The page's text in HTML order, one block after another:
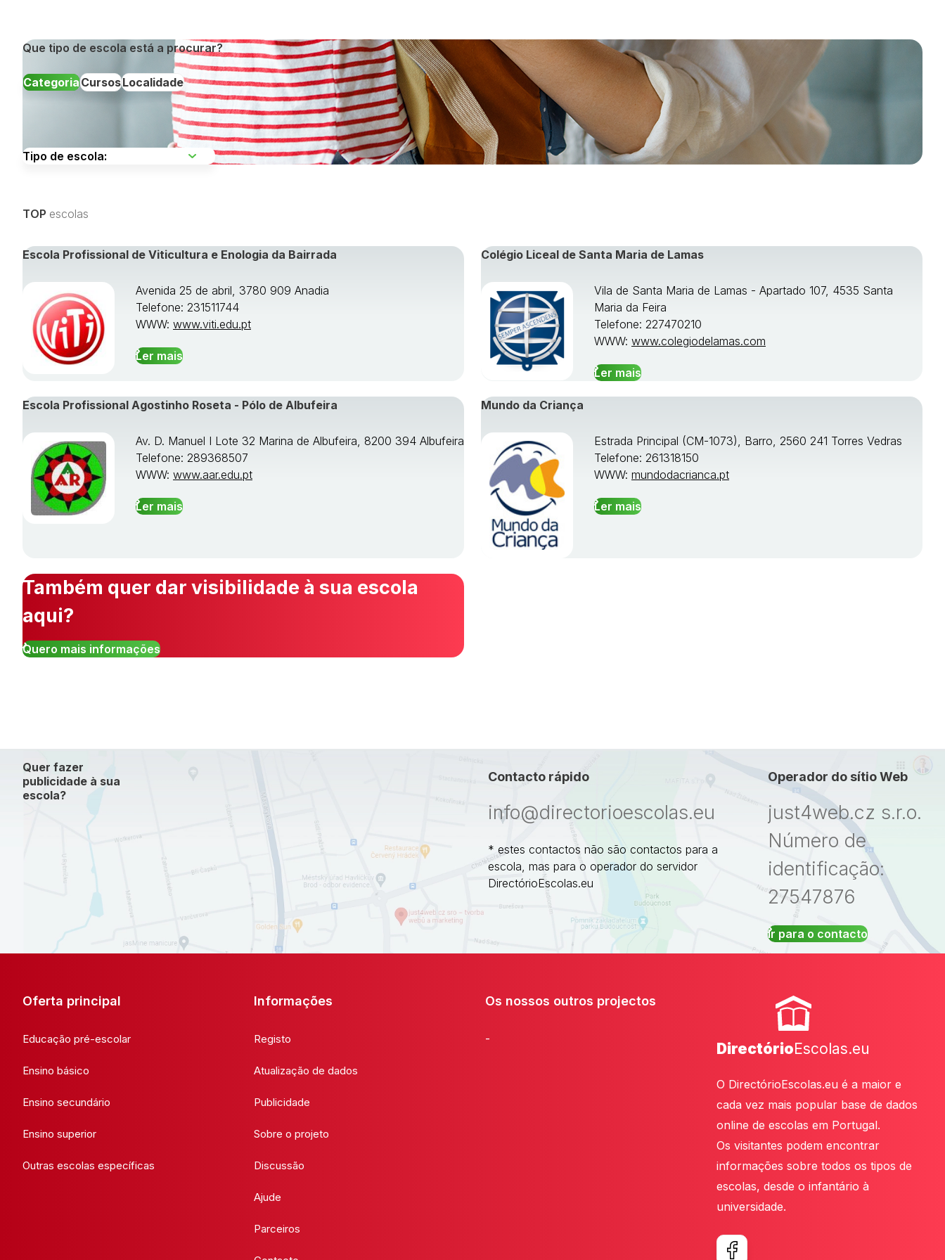
Que tipo de escola está a procurar?
CategoriaCursosLocalidade
TOP escolas
Escola Profissional de Viticultura e Enologia da Bairrada
Avenida 25 de abril, 3780 909 Anadia
Telefone: 231511744
WWW: www.viti.edu.pt
Ler mais
Colégio Liceal de Santa Maria de Lamas
Vila de Santa Maria de Lamas - Apartado 107, 4535 Santa
Maria da Feira
Telefone: 227470210
WWW: www.colegiodelamas.com
Ler mais
Escola Profissional Agostinho Roseta - Pólo de Albufeira
Av. D. Manuel I Lote 32 Marina de Albufeira, 8200 394 Albufeira
Telefone: 289368507
WWW: www.aar.edu.pt
Ler mais
Mundo da Criança
Estrada Principal (CM-1073), Barro, 2560 241 Torres Vedras
Telefone: 261318150
WWW: mundodacrianca.pt
Ler mais
Também quer dar visibilidade à sua escola
aqui?
Quero mais informações
Quer fazer
publicidade à sua
escola?
Contacto rápido
info@directorioescolas.eu
* estes contactos não são contactos para a
escola, mas para o operador do servidor
DirectórioEscolas.eu
Operador do sítio Web
just4web.cz s.r.o.
Número de
identificação:
27547876
Ir para o contacto
Oferta principal
Educação pré-escolar
Ensino básico
Ensino secundário
Ensino superior
Outras escolas específicas
Informações
Registo
Atualização de dados
Publicidade
Sobre o projeto
Discussão
Ajude
Parceiros
Os nossos outros projectos
-
DirectórioEscolas.eu
O DirectórioEscolas.eu é a maior e
cada vez mais popular base de dados
online de escolas em Portugal.
Os visitantes podem encontrar
informações sobre todos os tipos de
escolas, desde o infantário à
universidade.